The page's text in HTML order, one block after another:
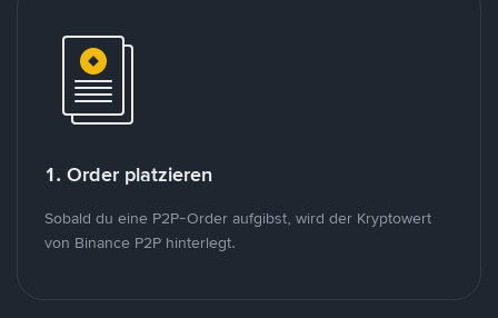
1. Order platzieren
Sobald du eine P2P-Order aufgibst, wird der Kryptowert
von Binance P2P hinterlegt.